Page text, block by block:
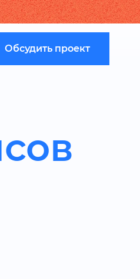
Обсудить проект